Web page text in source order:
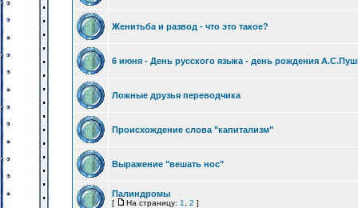
Женитьба и развод - что это такое?
6 июня - День русского языка - день рождения
Ложные друзья переводчика
Происхождение слова "капитализм"
Выражение "вешать нос"
Палиндромы
[ На страницу: 1 2 ]